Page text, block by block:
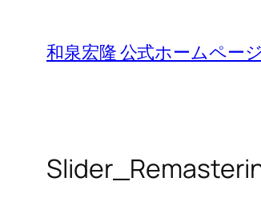
content
和泉宏隆 公式ホームページ